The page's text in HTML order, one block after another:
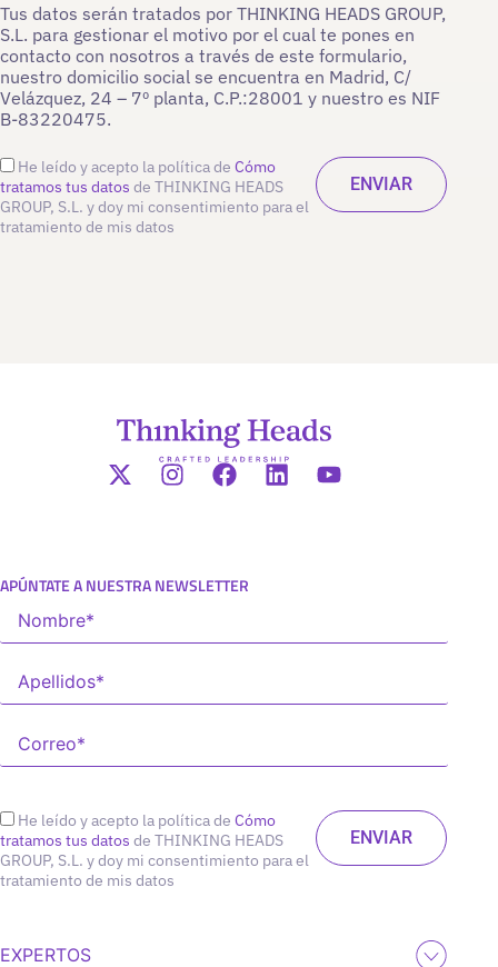
Tus datos serán tratados por THINKING HEADS GROUP,
S.L. para gestionar el motivo por el cual te pones en
contacto con nosotros a través de este formulario,
nuestro domicilio social se encuentra en Madrid, C/
Velázquez, 24 – 7º planta, C.P.:28001 y nuestro es NIF
B-83220475.
He leído y acepto la política de Cómo
tratamos tus datos de THINKING HEADS
GROUP, S.L. y doy mi consentimiento para el
tratamiento de mis datos
APÚNTATE A NUESTRA NEWSLETTER
He leído y acepto la política de Cómo
tratamos tus datos de THINKING HEADS
GROUP, S.L. y doy mi consentimiento para el
tratamiento de mis datos
EXPERTOS